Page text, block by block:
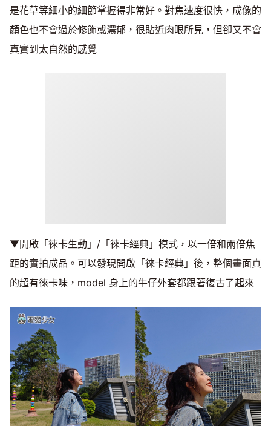
是花草等細小的細節掌握得非常好。對焦速度很快，成像的
顏色也不會過於修飾或濃郁，很貼近肉眼所見，但卻又不會
真實到太自然的感覺
▼開啟「徠卡生動」/「徠卡經典」模式，以一倍和兩倍焦
距的實拍成品。可以發現開啟「徠卡經典」後，整個畫面真
的超有徠卡味，model 身上的牛仔外套都跟著復古了起來